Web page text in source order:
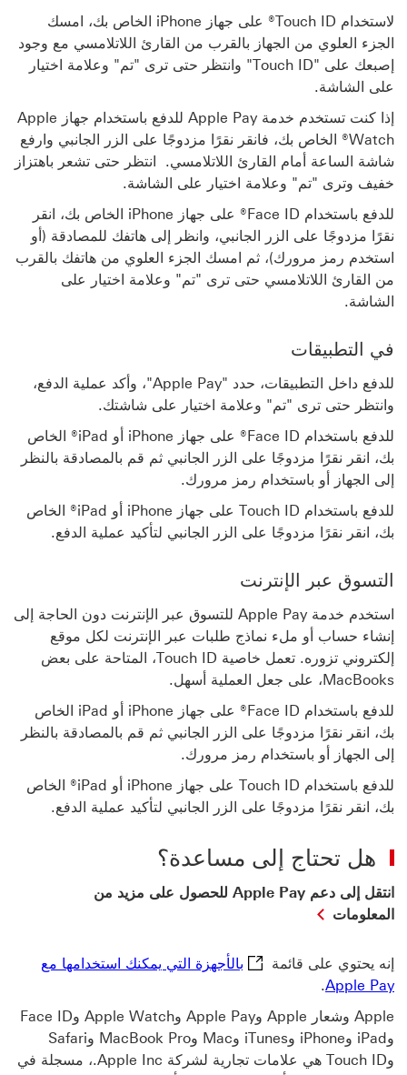
لاستخدام Touch ID® على جهاز iPhone الخاص بك، امسك
الجزء العلوي من الجهاز بالقرب من القارئ اللاتلامسي مع وجود
إصبعك على "Touch ID" وانتظر حتى ترى "تم" وعلامة اختيار
على الشاشة.
إذا كنت تستخدم خدمة Apple Pay للدفع باستخدام جهاز Apple
Watch® الخاص بك، فانقر نقرًا مزدوجًا على الزر الجانبي وارفع
شاشة الساعة أمام القارئ اللاتلامسي. انتظر حتى تشعر باهتزاز
خفيف وترى "تم" وعلامة اختيار على الشاشة.
للدفع باستخدام Face ID® على جهاز iPhone الخاص بك، انقر
نقرًا مزدوجًا على الزر الجانبي، وانظر إلى هاتفك للمصادقة (أو
استخدم رمز مرورك)، ثم امسك الجزء العلوي من هاتفك بالقرب
من القارئ اللاتلامسي حتى ترى "تم" وعلامة اختيار على
الشاشة.
في التطبيقات
للدفع داخل التطبيقات، حدد "Apple Pay"، وأكد عملية الدفع،
وانتظر حتى ترى "تم" وعلامة اختيار على شاشتك.
للدفع باستخدام Face ID® على جهاز iPhone أو iPad® الخاص
بك، انقر نقرًا مزدوجًا على الزر الجانبي ثم قم بالمصادقة بالنظر
إلى الجهاز أو باستخدام رمز مرورك.
للدفع باستخدام Touch ID على جهاز iPhone أو iPad® الخاص
بك، انقر نقرًا مزدوجًا على الزر الجانبي لتأكيد عملية الدفع.
التسوق عبر الإنترنت
استخدم خدمة Apple Pay للتسوق عبر الإنترنت دون الحاجة إلى
إنشاء حساب أو ملء نماذج طلبات عبر الإنترنت لكل موقع
إلكتروني تزوره. تعمل خاصية Touch ID، المتاحة على بعض
MacBooks، على جعل العملية أسهل.
للدفع باستخدام Face ID® على جهاز iPhone أو iPad الخاص
بك، انقر نقرًا مزدوجًا على الزر الجانبي ثم قم بالمصادقة بالنظر
إلى الجهاز أو باستخدام رمز مرورك.
للدفع باستخدام Touch ID على جهاز iPhone أو iPad® الخاص
بك، انقر نقرًا مزدوجًا على الزر الجانبي لتأكيد عملية الدفع.
هل تحتاج إلى مساعدة؟
انتقل إلى دعم Apple Pay للحصول على مزيد من
المعلومات
Apple
على
مزيد
المعلومات
إنه يحتوي على قائمة
بالأجهزة التي يمكنك استخدامها مع
Apple Pay
.
Apple وشعار Apple وApple Pay وApple Watch وFace ID
وiPad وiPhone وiTunes وMac وMacBook Pro وSafari
وTouch ID هي علامات تجارية لشركة Apple Inc.، مسجلة في